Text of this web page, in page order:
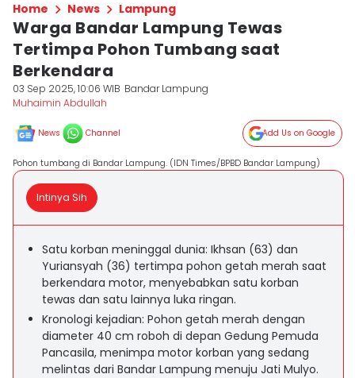
Home News Lampung
Warga Bandar Lampung Tewas
Tertimpa Pohon Tumbang saat
Berkendara
03 Sep 2025, 10:06 WIB Bandar Lampung
Muhaimin Abdullah
News Channel Add Us on Google
Pohon tumbang di Bandar Lampung. (IDN Times/BPBD Bandar Lampung)
Intinya Sih
Satu korban meninggal dunia: Ikhsan (63) dan
Yuriansyah (36) tertimpa pohon getah merah saat
berkendara motor, menyebabkan satu korban
tewas dan satu lainnya luka ringan.
Kronologi kejadian: Pohon getah merah dengan
diameter 40 cm roboh di depan Gedung Pemuda
Pancasila, menimpa motor korban yang sedang
melintas dari Bandar Lampung menuju Jati Mulyo.